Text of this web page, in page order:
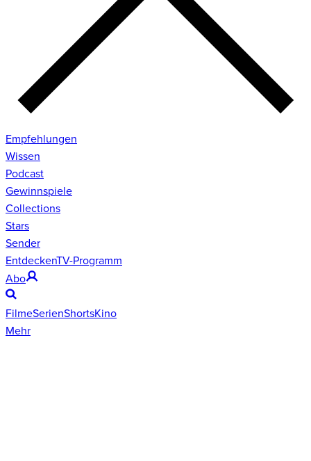
Empfehlungen
Wissen
Podcast
Gewinnspiele
Collections
Stars
Sender
EntdeckenTV-Programm
Abo
FilmeSerienShortsKino
Mehr